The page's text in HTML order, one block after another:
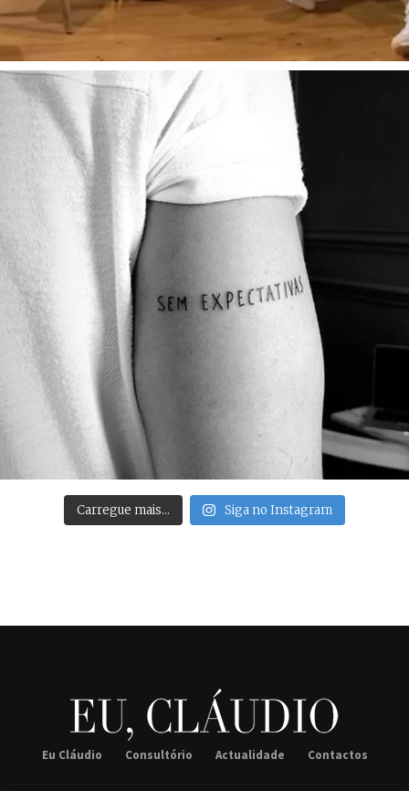
Carregue mais… Siga no Instagram
Eu Cláudio Consultório Actualidade Contactos